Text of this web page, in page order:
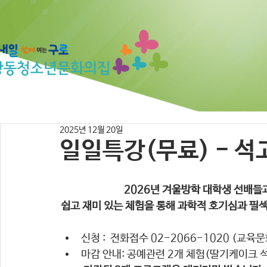
일일특강(무료) - 석
2025년 12월 20일
2026년 겨울방학 대학생 선배들
쉽고 재미 있는 체험을 통해 과학적 호기심과 필
신청 :  전화접수 02-2066-1020 (교육문
마감 안내: 공예관련 2개 체험(딸기케이크